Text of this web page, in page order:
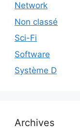
Network
Non classé
Sci-Fi
Software
Système D
Archives